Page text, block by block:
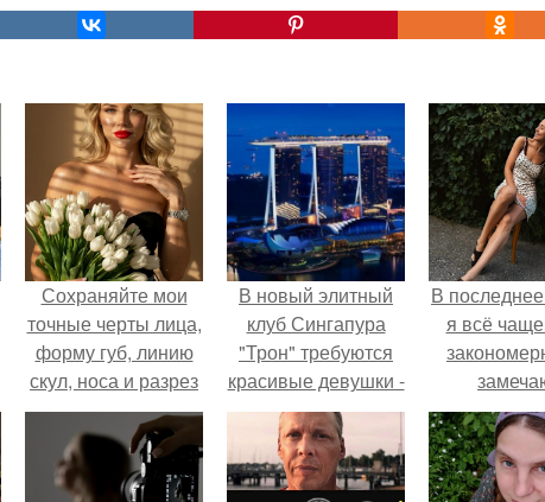
Сохраняйте мои
точные черты лица,
форму губ, линию
скул, носа и разрез
глаз.
В новый элитный
клуб Сингапура
"Трон" требуются
красивые девушки -
модели для работы
хостесс!
В
я всё